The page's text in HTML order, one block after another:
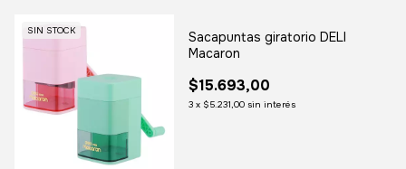
SIN STOCK
Sacapuntas giratorio DELI
Macaron
$15.693,00
3 x $5.231,00 sin interés